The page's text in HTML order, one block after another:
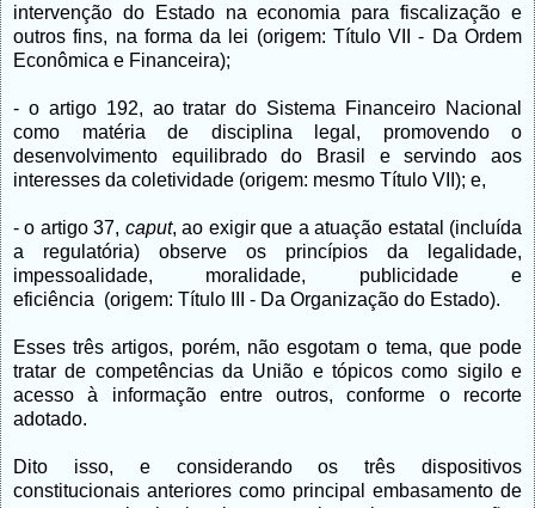
intervenção do Estado na economia para fiscalização e
outros fins, na forma da lei (origem: Título VII - Da Ordem
Econômica e Financeira);
- o artigo 192, ao tratar do Sistema Financeiro Nacional
como matéria de disciplina legal, promovendo o
desenvolvimento equilibrado do Brasil e servindo aos
interesses da coletividade (origem: mesmo Título VII); e,
- o artigo 37, caput, ao exigir que a atuação estatal (incluída
a regulatória) observe os princípios da legalidade,
impessoalidade, moralidade, publicidade e
eficiência (origem: Título III - Da Organização do Estado).
Esses três artigos, porém, não esgotam o tema, que pode
tratar de competências da União e tópicos como sigilo e
acesso à informação entre outros, conforme o recorte
adotado.
Dito isso, e considerando os três dispositivos
constitucionais anteriores como principal embasamento de